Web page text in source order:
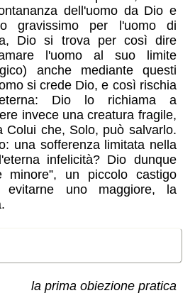
dell'uomo da Dio e
gravissimo per l'uomo di
Dio si trova per così dire
l'uomo al suo limite
anche mediante questi
si crede Dio, e così rischia
Dio lo richiama a
invece una creatura fragile,
Colui che, Solo, può salvarlo.
una sofferenza limitata nella
infelicità? Dio dunque
un piccolo castigo
evitarne uno maggiore, la
la prima obiezione pratica